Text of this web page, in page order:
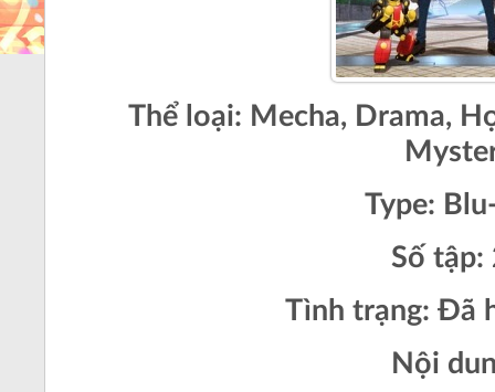
Thể loại: Mecha, Drama,
Type:
Số tập:
Tình trạng: Đã
Nội